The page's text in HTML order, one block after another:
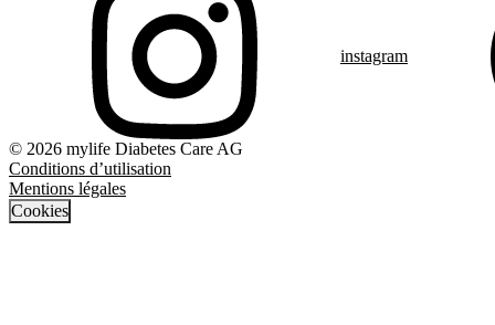
instagram
© 2026 mylife Diabetes Care AG
Conditions d’utilisation
Mentions légales
Cookies